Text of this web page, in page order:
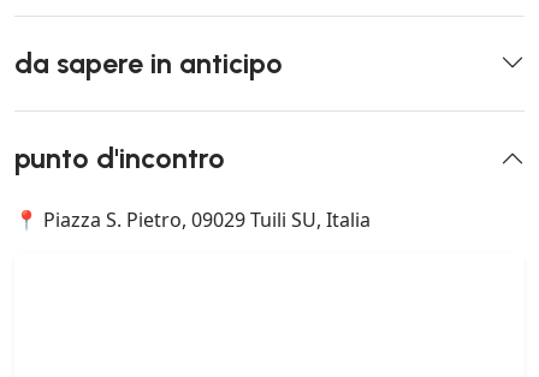
da sapere in anticipo
punto d'incontro
📍 Piazza S. Pietro, 09029 Tuili SU, Italia